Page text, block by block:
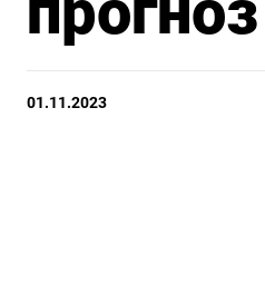
01.11.2023